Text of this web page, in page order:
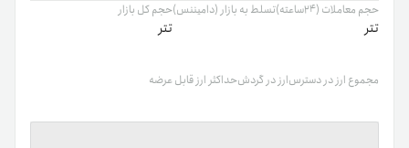
حجم معاملات (۲۴ساعته)
تتر
تسلط به بازار (دامیننس)حجم کل بازار
تتر
مجموع ارز در دسترسارز در گردشحداکثر ارز قابل عرضه